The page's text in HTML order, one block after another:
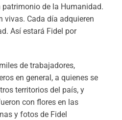
de la Humanidad.
vivas. Cada día adquieren
Así estará Fidel por
de trabajadores,
en general, a quienes se
territorios del país, y
con flores en las
y fotos de Fidel